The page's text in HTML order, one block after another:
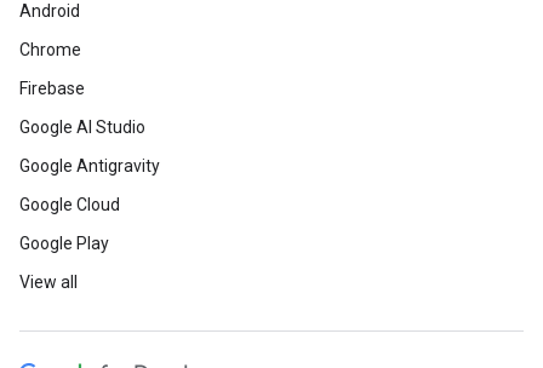
Android
Chrome
Firebase
Google AI Studio
Google Antigravity
Google Cloud
Google Play
View all